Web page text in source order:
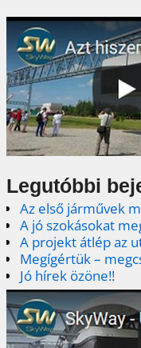
Legutóbbi
Az első járművek
A jó szokásokat
A projekt átlép az
Megígértük –
Jó hírek özöne!!